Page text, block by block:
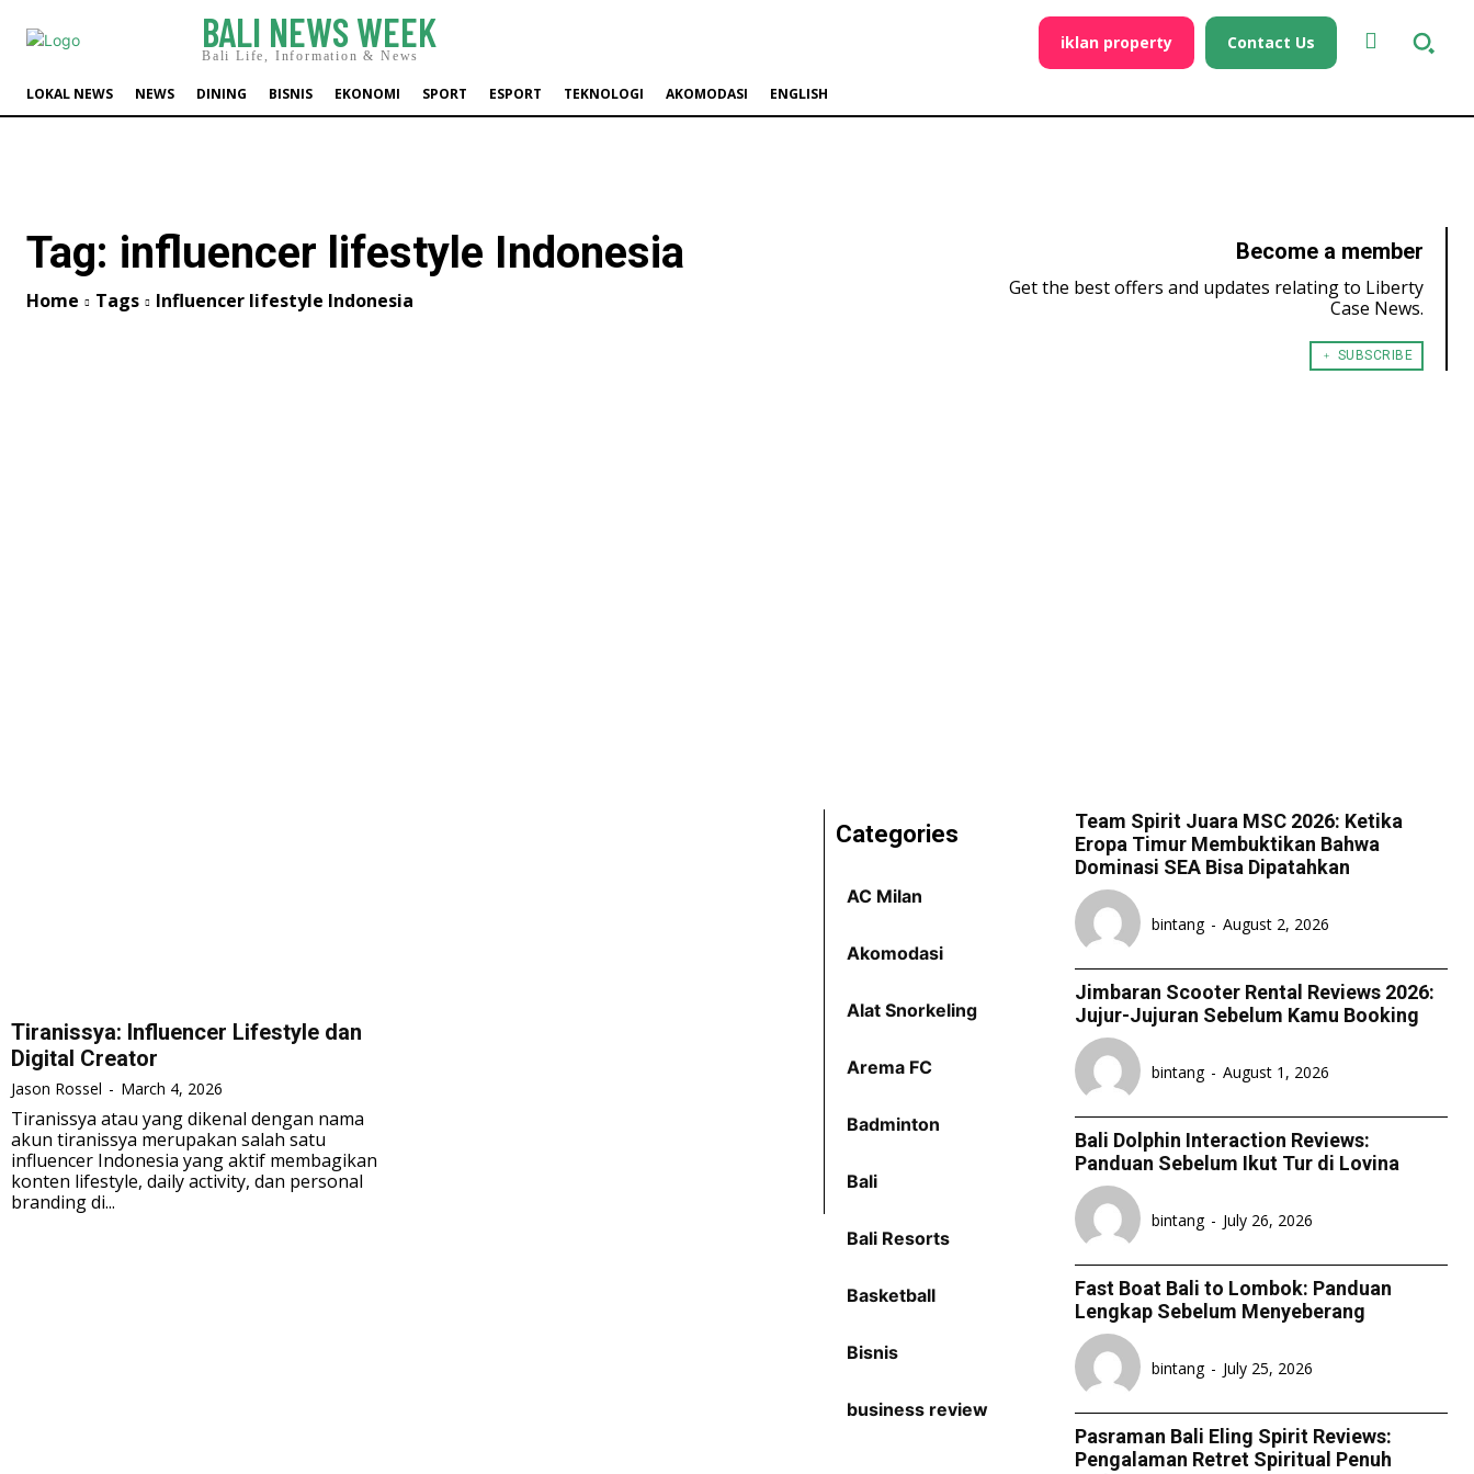
BALI NEWS WEEK
Bali Life, Information & News
iklan property Contact Us
LOKAL NEWS NEWS DINING BISNIS EKONOMI SPORT ESPORT TEKNOLOGI AKOMODASI ENGLISH
Tag: influencer lifestyle Indonesia
Home Tags Influencer lifestyle Indonesia
Become a member
Get the best offers and updates relating to Liberty
Case News.
﹢ SUBSCRIBE
Tiranissya: Influencer Lifestyle dan
Digital Creator
Jason Rossel - March 4, 2026
Tiranissya atau yang dikenal dengan nama
akun tiranissya merupakan salah satu
influencer Indonesia yang aktif membagikan
konten lifestyle, daily activity, dan personal
branding di...
Categories
AC Milan
Akomodasi
Alat Snorkeling
Arema FC
Badminton
Bali
Bali Resorts
Basketball
Bisnis
business review
Team Spirit Juara MSC 2026: Ketika
Eropa Timur Membuktikan Bahwa
Dominasi SEA Bisa Dipatahkan
bintang - August 2, 2026
Jimbaran Scooter Rental Reviews 2026:
Jujur-Jujuran Sebelum Kamu Booking
bintang - August 1, 2026
Bali Dolphin Interaction Reviews:
Panduan Sebelum Ikut Tur di Lovina
bintang - July 26, 2026
Fast Boat Bali to Lombok: Panduan
Lengkap Sebelum Menyeberang
bintang - July 25, 2026
Pasraman Bali Eling Spirit Reviews:
Pengalaman Retret Spiritual Penuh